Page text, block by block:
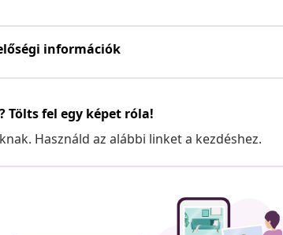
információk
Tölts fel egy képet róla!
Használd az alábbi linket a kezdéshez.